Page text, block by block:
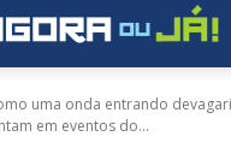
uma onda entrando
em eventos do...